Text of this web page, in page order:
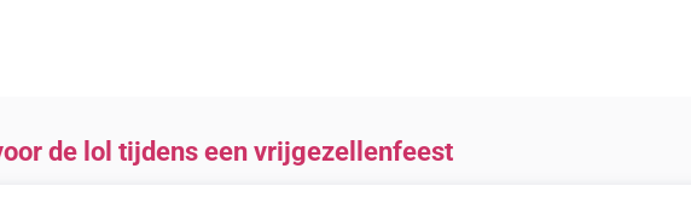
de lol tijdens een vrijgezellenfeest